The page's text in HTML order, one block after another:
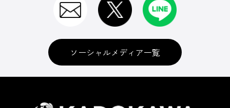
ソーシャルメディア一覧